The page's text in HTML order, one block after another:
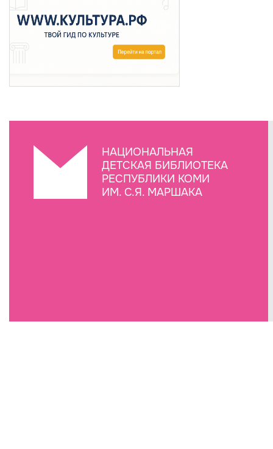
НАЦИОНАЛЬНАЯ
ДЕТСКАЯ БИБЛИОТЕКА
РЕСПУБЛИКИ КОМИ
ИМ. С.Я. МАРШАКА